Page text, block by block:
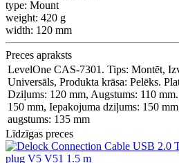
type: Mount
weight: 420 g
width: 120 mm
Preces apraksts
LevelOne CAS-7301. Tips: Montēt,
Universāls, Produkta krāsa: Pelēks.
Dziļums: 120 mm, Augstums: 110
150 mm, Iepakojuma dziļums: 150
augstums: 135 mm
Līdzīgas preces